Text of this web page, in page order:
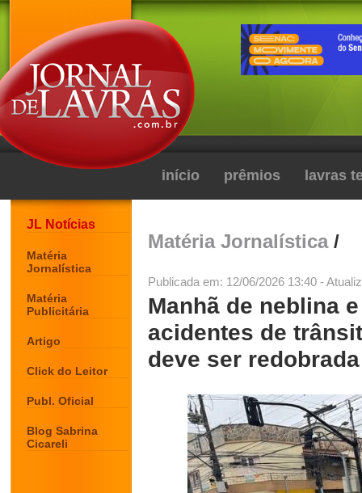
início prêmios lavras
JL Notícias
Matéria
Jornalística
Matéria
Publicitária
Artigo
Click do Leitor
Publ. Oficial
Blog Sabrina
Cicareli
Matéria Jornalística/
Publicada em: 12/06/2026 13:40 -
Manhã de neblina
acidentes de
deve ser redobrada